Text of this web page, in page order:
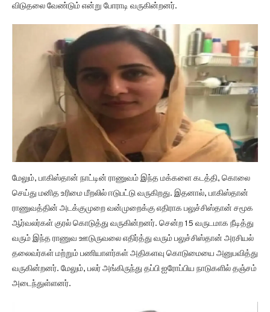
விடுதலை வேண்டும் என்று போராடி வருகின்றனர்.
மேலும், பாகிஸ்தான் நாட்டின் ராணுவம் இந்த மக்களை கடத்தி, கொலை
செய்து மனித உரிமை மீறலில் ஈடுபட்டு வருகிறது. இதனால், பாகிஸ்தான்
ராணுவத்தின் அடக்குமுறை வன்முறைக்கு எதிராக பலுச்சிஸ்தான் சமூக
ஆர்வலர்கள் குரல் கொடுத்து வருகின்றனர். சென்ற 15 வருடமாக நீடித்து
வரும் இந்த ராணுவ ஊடுருவலை எதிர்த்து வரும் பலுச்சிஸ்தான் அரசியல்
தலைவர்கள் மற்றும் பணியாளர்கள் அதிகளவு கொடுமையை அனுபவித்து
வருகின்றனர். மேலும், பலர் அங்கிருந்து தப்பி ஐரோப்பிய நாடுகளில் தஞ்சம்
அடைந்துள்ளனர்.